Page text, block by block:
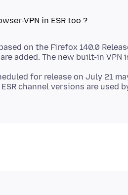
on the Firefox 140.0
for release on July 21
channel versions are used